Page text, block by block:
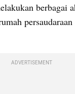
berbagai
ADVERTISEMENT